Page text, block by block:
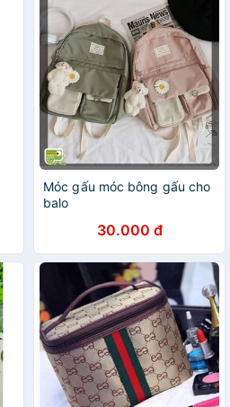
Móc gấu móc bông gấu cho
balo
30.000 đ